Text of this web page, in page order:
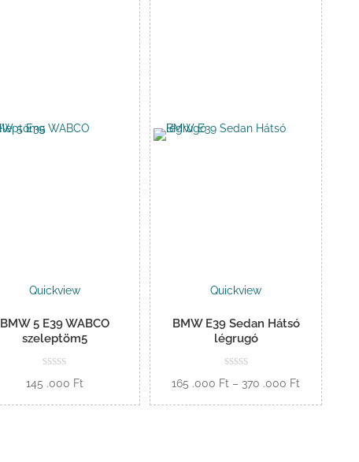
.000 Ft
Quickview
BMW 5 E39 WABCO
szeleptöm5
145 .000 Ft
Kosárba
Quickview
BMW E39 Sedan Hátsó
légrugó
165 .000 Ft – 370 .000 Ft
Opciók